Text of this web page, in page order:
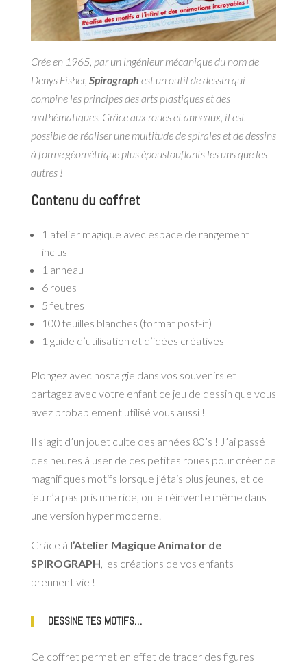
Crée en 1965, par un ingénieur mécanique du nom de
Denys Fisher, Spirograph est un outil de dessin qui
combine les principes des arts plastiques et des
mathématiques. Grâce aux roues et anneaux, il est
possible de réaliser une multitude de spirales et de dessins
à forme géométrique plus époustouflants les uns que les
autres !
Contenu du coffret
1 atelier magique avec espace de rangement
inclus
1 anneau
6 roues
5 feutres
100 feuilles blanches (format post-it)
1 guide d’utilisation et d’idées créatives
Plongez avec nostalgie dans vos souvenirs et
partagez avec votre enfant ce jeu de dessin que vous
avez probablement utilisé vous aussi !
Il s’agit d’un jouet culte des années 80’s ! J’ai passé
des heures à user de ces petites roues pour créer de
magnifiques motifs lorsque j’étais plus jeunes, et ce
jeu n’a pas pris une ride, on le réinvente même dans
une version hyper moderne.
Grâce à l’Atelier Magique Animator de
SPIROGRAPH , les créations de vos enfants
prennent vie !
DESSINE TES MOTIFS…
Ce coffret permet en effet de tracer des figures